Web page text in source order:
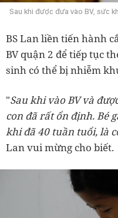
Sau khi được đưa vào BV, sức
BS Lan liền tiến hành
BV quận 2 để tiếp tục
sinh có thể bị nhiễm
"Sau khi vào BV và
con đã rất ổn định. Bé
khi đã 40 tuần tuổi, là
Lan vui mừng cho biết.